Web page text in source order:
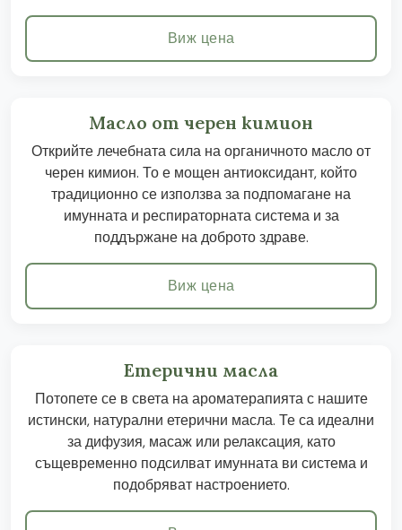
Виж цена
Масло от черен кимион
Открийте лечебната сила на органичното масло от
черен кимион. То е мощен антиоксидант, който
традиционно се използва за подпомагане на
имунната и респираторната система и за
поддържане на доброто здраве.
Виж цена
Етерични масла
Потопете се в света на ароматерапията с нашите
истински, натурални етерични масла. Те са идеални
за дифузия, масаж или релаксация, като
същевременно подсилват имунната ви система и
подобряват настроението.